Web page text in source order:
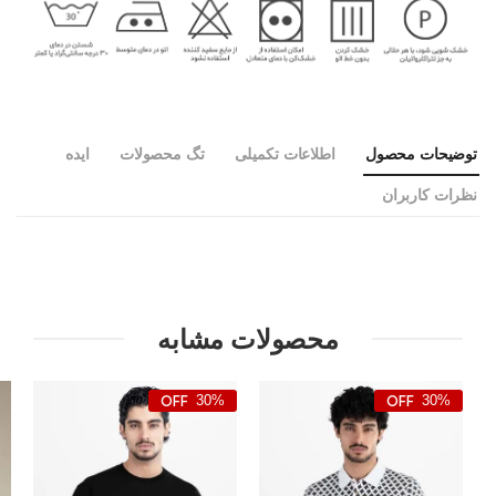
توضیحات محصول اطلاعات تکمیلی تگ محصولات ایده
نظرات کاربران
محصولات مشابه
30%
30%